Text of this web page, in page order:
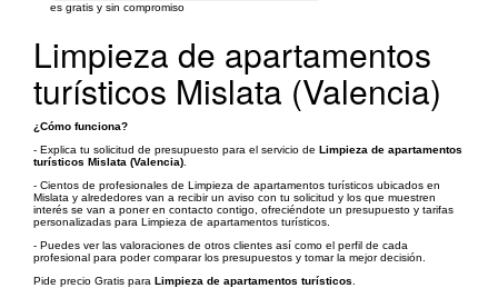
es gratis y sin compromiso
Limpieza de apartamentos
turísticos Mislata (Valencia)
¿Cómo funciona?
- Explica tu solicitud de presupuesto para el servicio de Limpieza de apartamentos
turísticos Mislata (Valencia)
- Cientos de profesionales de Limpieza de apartamentos turísticos ubicados en
Mislata y alrededores van a recibir un aviso con tu solicitud y los que muestren
interés se van a poner en contacto contigo, ofreciéndote un presupuesto y tarifas
personalizadas para Limpieza de apartamentos turísticos.
- Puedes ver las valoraciones de otros clientes así como el perfil de cada
profesional para poder comparar los presupuestos y tomar la mejor decisión.
Pide precio Gratis para Limpieza de apartamentos turísticos